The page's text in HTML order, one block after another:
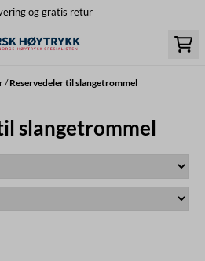
og gratis retur
/Reservedeler til slangetrommel
slangetrommel